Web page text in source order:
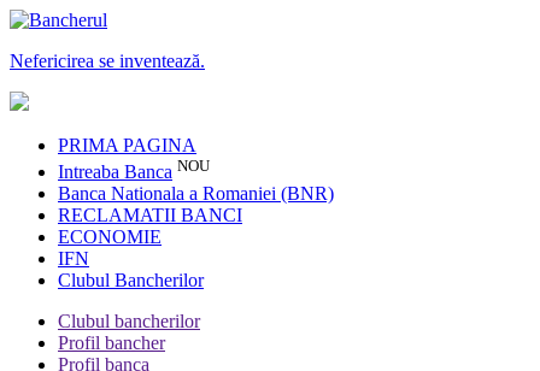
Nefericirea se inventează.
PRIMA PAGINA
Intreaba Banca NOU
Banca Nationala a Romaniei (BNR)
RECLAMATII BANCI
ECONOMIE
IFN
Clubul Bancherilor
Clubul bancherilor
Profil bancher
Profil banca